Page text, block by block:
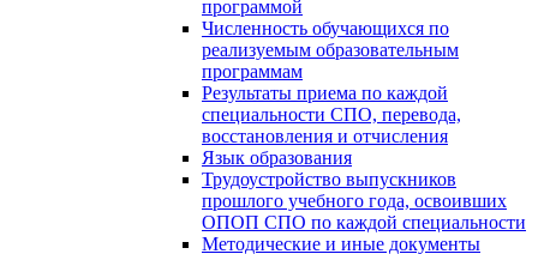
программой
Численность обучающихся по
реализуемым образовательным
программам
Результаты приема по каждой
специальности СПО, перевода,
восстановления и отчисления
Язык образования
Трудоустройство выпускников
прошлого учебного года, освоивших
ОПОП СПО по каждой специальности
Методические и иные документы